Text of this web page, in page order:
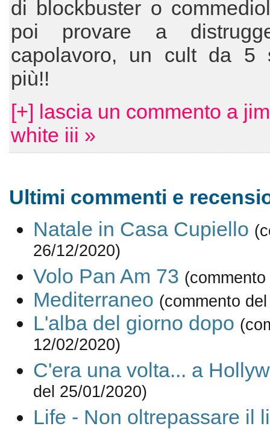
di blockbuster o
poi provare a
capolavoro, un cult da 5
più!!
[+] lascia un commento a
white iii »
Ultimi commenti e
Natale in Casa Cupiello
26/12/2020)
Volo Pan Am 73
Mediterraneo (commento
L'alba del giorno dopo
12/02/2020)
C'era una volta... a
del 25/01/2020)
Life - Non oltrepassare il